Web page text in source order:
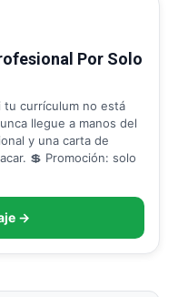
Por Solo
tu currículum no está
llegue a manos del
y una carta de
💲 Promoción: solo
→